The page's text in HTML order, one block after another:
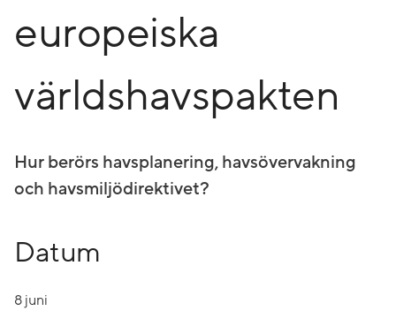
europeiska
världshavspakten
Hur berörs havsplanering, havsövervakning
och havsmiljödirektivet?
Datum
8 juni